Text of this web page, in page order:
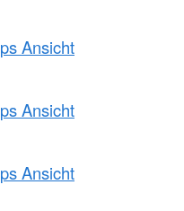
Ansicht
Ansicht
Ansicht